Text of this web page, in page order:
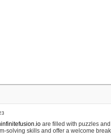
are filled with puzzles
solving skills and offer a welcome